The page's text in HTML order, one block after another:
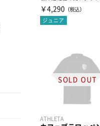
クプラシャツ
￥4,290 （税込）
ジュニア
ATHLETA